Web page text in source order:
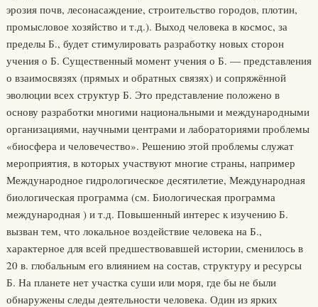
эрозия почв, лесонасаждение, строительство городов, плотин,
промысловое хозяйство и т.д.). Выход человека в космос, за
пределы Б., будет стимулировать разработку новых сторон
учения о Б. Существенный момент учения о Б. — представления
о взаимосвязях (прямых и обратных связях) и сопряжённой
эволюции всех структур Б. Это представление положено в
основу разработки многими национальными и международными
организациями, научными центрами и лабораториями проблемы
«биосфера и человечество». Решению этой проблемы служат
мероприятия, в которых участвуют многие страны, например
Международное гидрологическое десятилетие, Международная
биологическая программа (см. Биологическая программа
международная ) и т.д. Повышенный интерес к изучению Б.
вызван тем, что локальное воздействие человека на Б.,
характерное для всей предшествовавшей истории, сменилось в
20 в. глобальным его влиянием на состав, структуру и ресурсы
Б. На планете нет участка суши или моря, где бы не были
обнаружены следы деятельности человека. Один из ярких